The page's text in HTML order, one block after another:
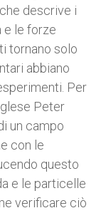
descrive i
e le forze
tornano solo
abbiano
Per
Peter
un campo
con le
questo
e le particelle
verificare ciò